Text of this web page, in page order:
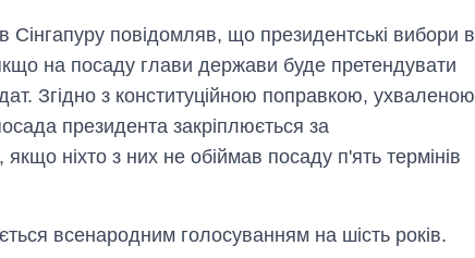
Сінгапуру повідомляв, що президентські вибори в
на посаду глави держави буде претендувати
Згідно з конституційною поправкою, ухваленою
президента закріплюється за
ніхто з них не обіймав посаду п'ять термінів
всенародним голосуванням на шість років.